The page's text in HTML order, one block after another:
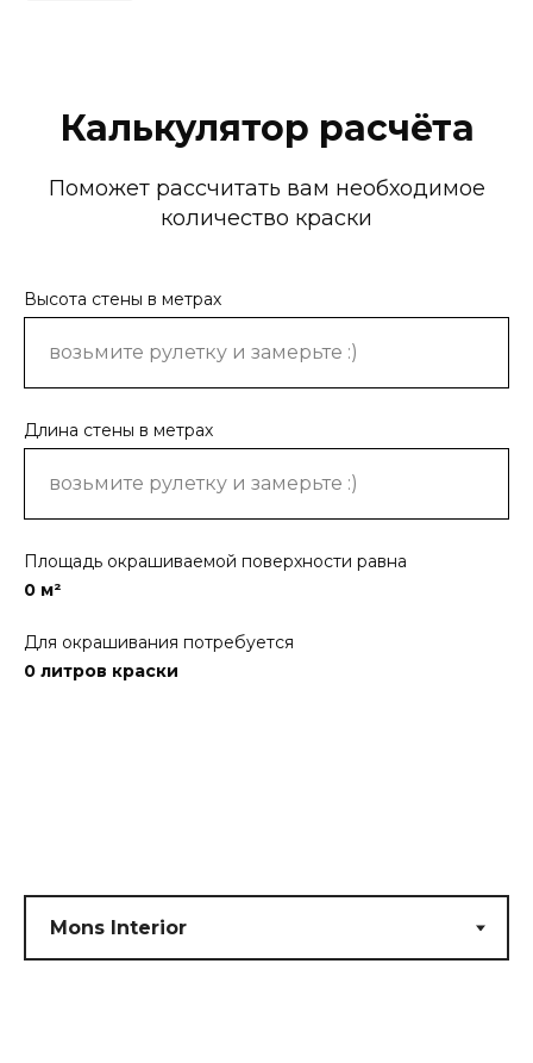
Калькулятор расчёта
Поможет рассчитать вам необходимое
количество краски
Высота стены в метрах
Длина стены в метрах
Площадь окрашиваемой поверхности равна
0 м²
Для окрашивания потребуется
0 литров краски